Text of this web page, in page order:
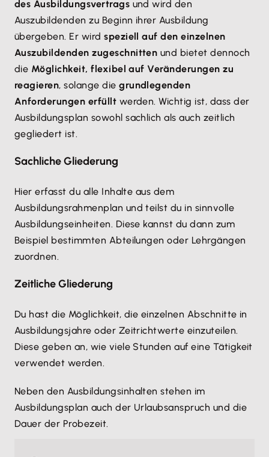
des Ausbildungsvertrags und wird den
Auszubildenden zu Beginn ihrer Ausbildung
übergeben. Er wirdspeziell auf den einzelnen
Auszubildenden zugeschnitten und bietet dennoch
die Möglichkeit, flexibel auf Veränderungen zu
reagieren, solange diegrundlegenden
Anforderungen erfüllt werden. Wichtig ist, dass der
Ausbildungsplan sowohl sachlich als auch zeitlich
gegliedert ist.
Sachliche Gliederung
Hier erfasst du alle Inhalte aus dem
Ausbildungsrahmenplan und teilst du in sinnvolle
Ausbildungseinheiten. Diese kannst du dann zum
Beispiel bestimmten Abteilungen oder Lehrgängen
zuordnen.
Zeitliche Gliederung
Du hast die Möglichkeit, die einzelnen Abschnitte in
Ausbildungsjahre oder Zeitrichtwerte einzuteilen.
Diese geben an, wie viele Stunden auf eine Tätigkeit
verwendet werden.
Neben den Ausbildungsinhalten stehen im
Ausbildungsplan auch der Urlaubsanspruch und die
Dauer der Probezeit.